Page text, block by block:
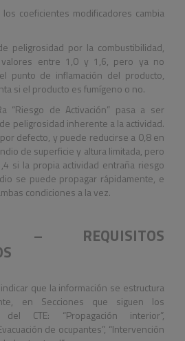
coeficientes modificadores cambia
peligrosidad por la combustibilidad,
entre 1,0 y 1,6, pero ya no
punto de inflamación del producto,
si el producto es fumígeno o no.
“Riesgo de Activación” pasa a ser
peligrosidad inherente a la actividad.
defecto, y puede reducirse a 0,8 en
de superficie y altura limitada, pero
si la propia actividad entraña riesgo
se puede propagar rápidamente, e
condiciones a la vez.
REQUISITOS
que la información se estructura
en Secciones que siguen los
CTE: “Propagación interior”,
de ocupantes”, “Intervención